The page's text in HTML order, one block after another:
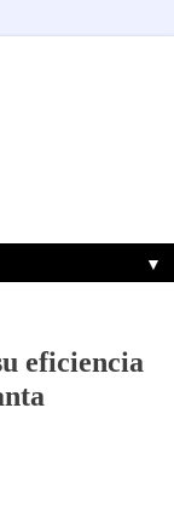
▼
eficiencia